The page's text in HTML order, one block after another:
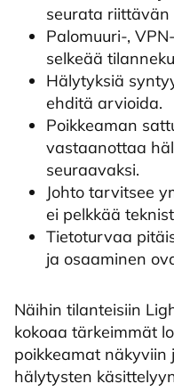
seurata riittävän
Palomuuri-,
selkeää
Hälytyksiä
ehditä arvioida.
Poikkeaman
vastaanottaa
seuraavaksi.
Johto tarvitsee
ei pelkkää
Tietoturvaa
ja osaaminen
Näihin tilanteisiin
kokoaa tärkeimmät
poikkeamat
hälytysten